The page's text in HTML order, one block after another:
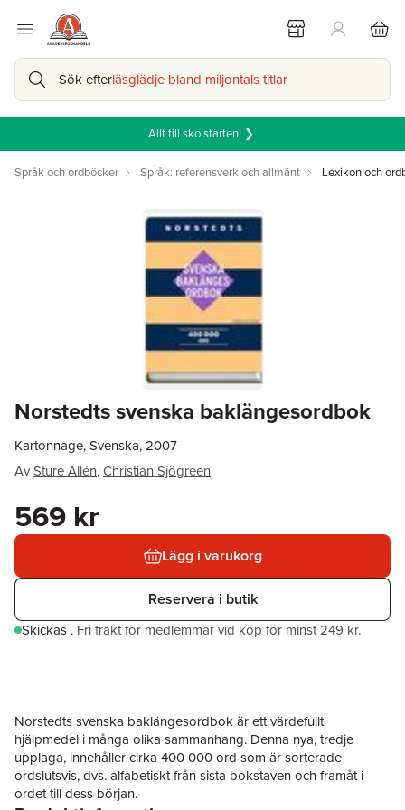
Sök efterläsglädje bland miljontals titlar
Allt till skolstarten! ❯
Språk och ordböcker Språk: referensverk och allmänt Lexikon och
Norstedts svenska baklängesordbok
Kartonnage, Svenska, 2007
AvSture Allén,Christian Sjögreen
569 kr
Lägg i varukorg
Reservera i butik
Skickas . Fri frakt för medlemmar vid köp för minst 249 kr.
Norstedts svenska baklängesordbok är ett värdefullt
hjälpmedel i många olika sammanhang. Denna nya, tredje
upplaga, innehåller cirka 400 000 ord som är sorterade
ordslutsvis, dvs. alfabetiskt från sista bokstaven och framåt i
ordet till dess början.